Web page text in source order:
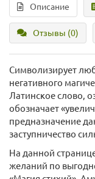
Описание
Отзывы (0)
Символизирует
негативного
Латинское слово,
обозначает
предназначение
заступничество
На данной
желаний по